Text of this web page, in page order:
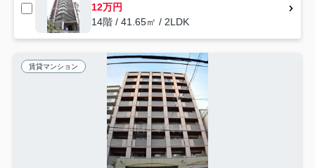
12万円
14階 / 41.65㎡ / 2LDK
賃貸マンション